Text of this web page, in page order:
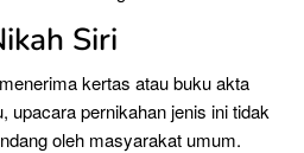
Siri
kertas atau buku akta
upacara pernikahan jenis ini tidak
oleh masyarakat umum.